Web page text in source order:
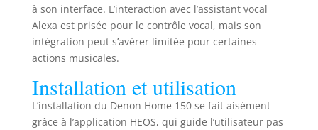
à son interface. L’interaction avec l’assistant vocal
Alexa est prisée pour le contrôle vocal, mais son
intégration peut s’avérer limitée pour certaines
actions musicales.
Installation et utilisation
L’installation du Denon Home 150 se fait aisément
grâce à l’application HEOS, qui guide l’utilisateur pas